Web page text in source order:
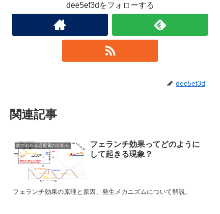
dee5ef3dをフォローする
dee5ef3d
関連記事
絵でわかる送配電の仕組み
フェランチ効果ってどのように
して起きる現象？
フェランチ効果の原理と原因、発生メカニズムについて解説。